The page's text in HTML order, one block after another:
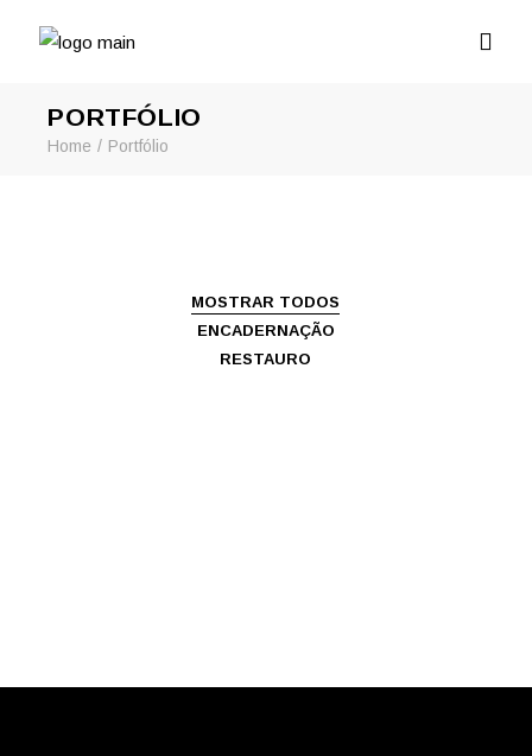
PORTFÓLIO
Home Portfólio
MOSTRAR TODOS
ENCADERNAÇÃO
RESTAURO